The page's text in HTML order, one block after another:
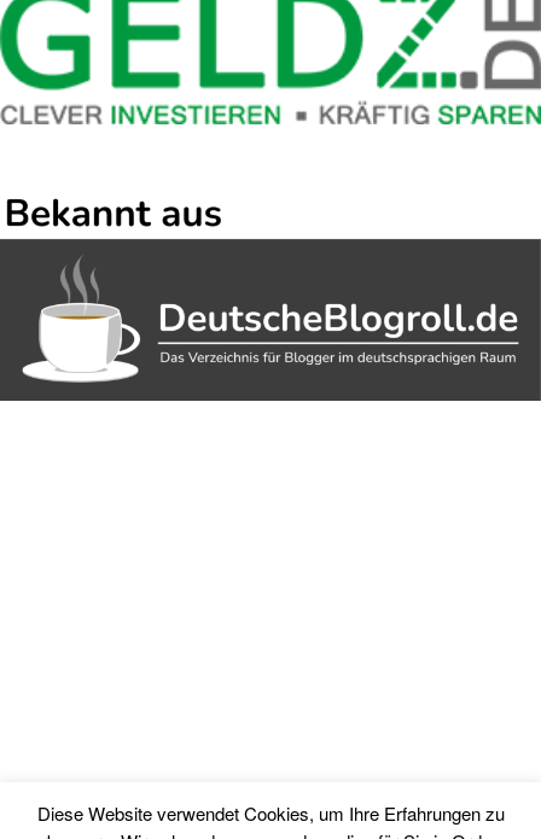
Diese Website verwendet Cookies, um Ihre Erfahrungen zu